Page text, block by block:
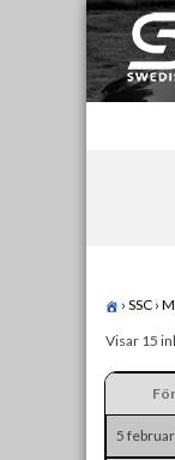
Skip
to
content
För oss
› SSC ›
Visar 15
5